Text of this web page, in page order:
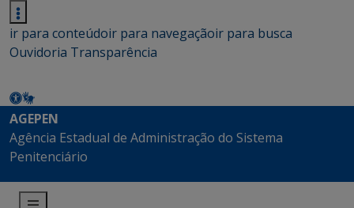
ir para conteúdoir para navegaçãoir para busca
Ouvidoria Transparência
AGEPEN
Agência Estadual de Administração do Sistema
Penitenciário